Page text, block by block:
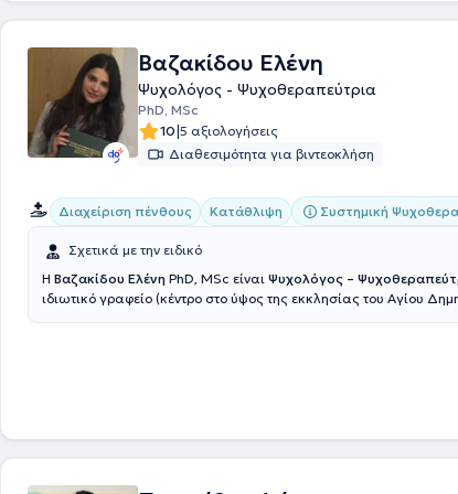
πρωτοβάθμια εκπαίδευσηΒαζακίδου Ελένη
Ψυχολόγος - Ψυχοθεραπεύτρια
PhD, MSc
10|5 αξιολογήσεις
Διαθεσιμότητα για βιντεοκλήση
Διαχείριση πένθους Κατάθλιψη Συστημική
Σχετικά με την ειδικό
Η Βαζακίδου Ελένη PhD, MSc είναι Ψυχολόγος –
ιδιωτικό γραφείο (κέντρο στο ύψος της εκκλησίας του Αγίου
έχοντας διδάξει ως Lecturer στο Τμήμα Εγκληματολογίας του
και στο Τμήμα Ψυχολογίας του European Campus of York, City